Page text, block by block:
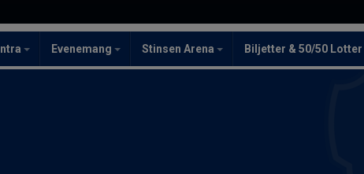
Intra Evenemang Stinsen Arena Biljetter & 50/50 Lotter